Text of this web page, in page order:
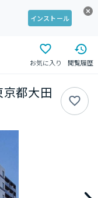
インストール
お気に入り 閲覧履歴
都大田